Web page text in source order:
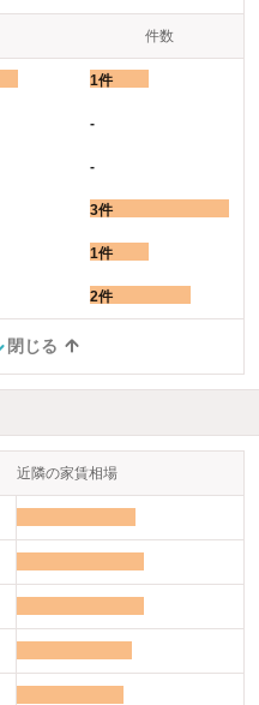
件数
1件
-
-
3件
1件
2件
閉じる
近隣の家賃相場